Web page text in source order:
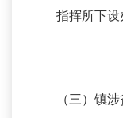
指挥所下设
（三）镇